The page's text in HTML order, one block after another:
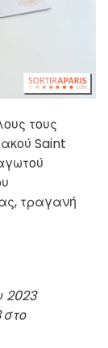
τους
Saint
τραγανή
2023
στο